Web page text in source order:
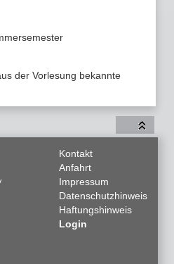
der Vorlesung bekannte
Kontakt
Anfahrt
Impressum
Datenschutzhinweis
Haftungshinweis
Login